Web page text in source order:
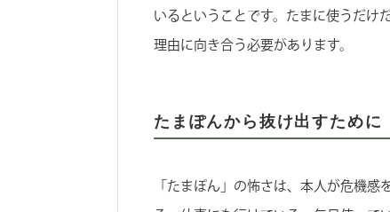
いるということです。たまに使うだけ
理由に向き合う必要があります。
たまぽんから抜け出すために
「たまぽん」の怖さは、本人が危機